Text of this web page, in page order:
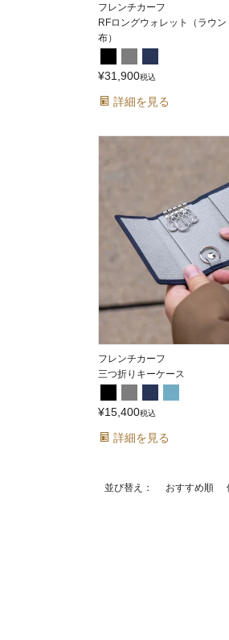
フレンチカーフ
RFロングウォレット（ラウ
布）
¥31,900税込
詳細を見る
フレンチカーフ
三つ折りキーケース
¥15,400税込
詳細を見る
並び替え おすすめ順